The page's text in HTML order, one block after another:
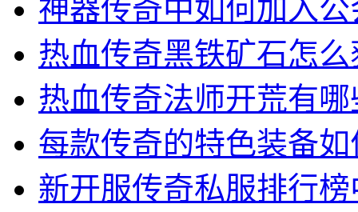
神器传奇中如何加入公
热血传奇黑铁矿石怎
热血传奇法师开荒有
每款传奇的特色装备
新开服传奇私服排行